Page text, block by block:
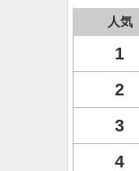
人気
1
2
3
4